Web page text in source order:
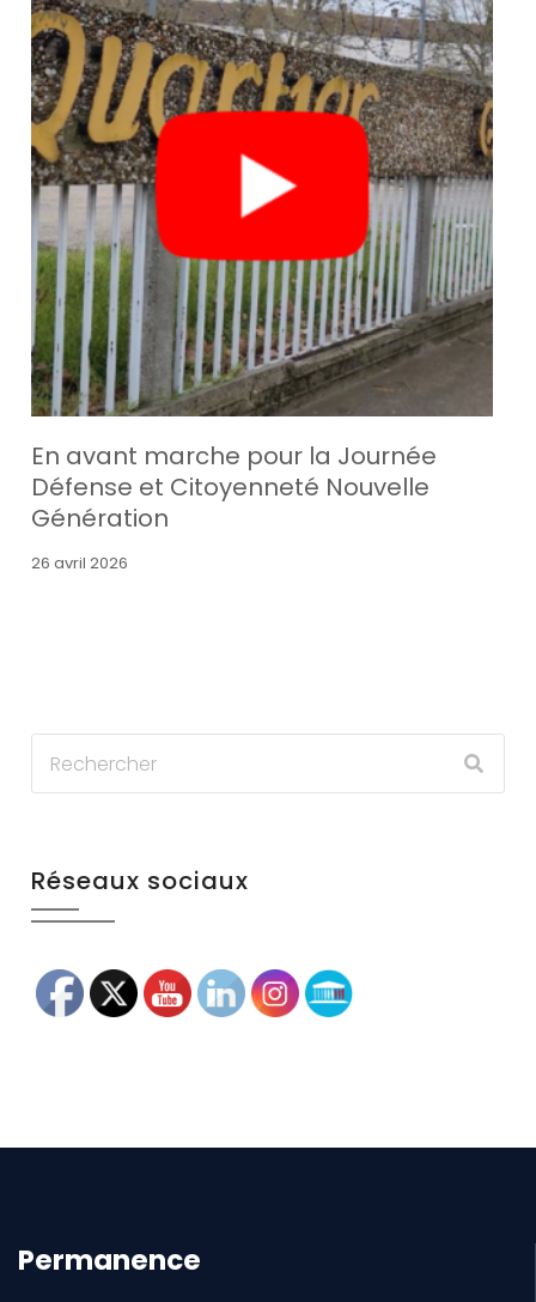
En avant marche pour la Journée
Défense et Citoyenneté Nouvelle
Génération
26 avril 2026
Réseaux sociaux
Permanence